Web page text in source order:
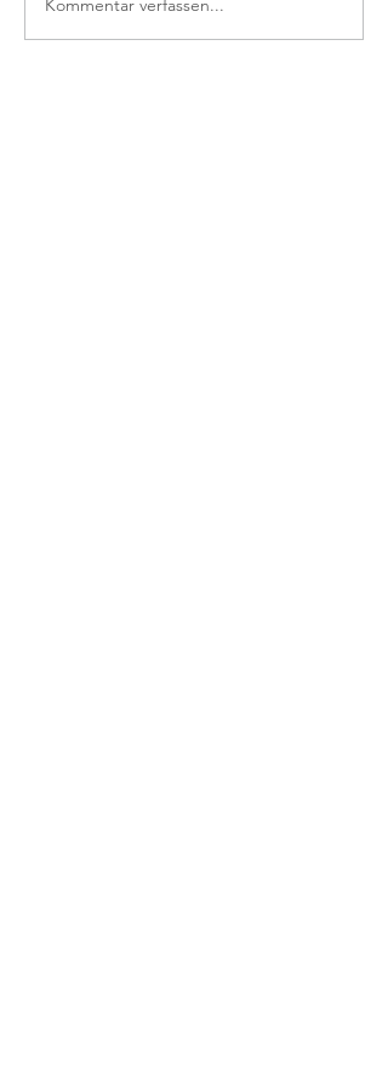
Kommentar verfassen...